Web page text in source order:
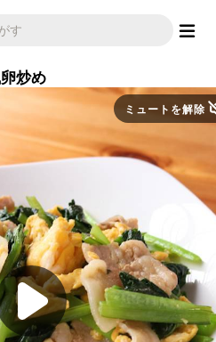
炒め
ミュートを解除